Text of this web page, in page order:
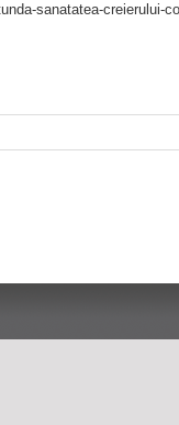
sanatatea-creierului-